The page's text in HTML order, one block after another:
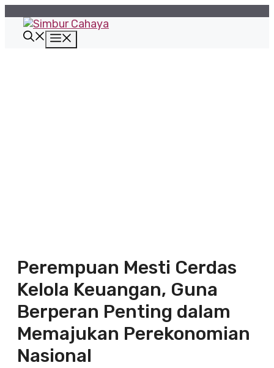
Perempuan Mesti Cerdas
Kelola Keuangan, Guna
Berperan Penting dalam
Memajukan Perekonomian
Nasional